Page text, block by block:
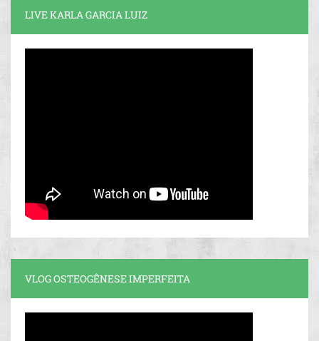
LIVE KARLA GARCIA LUIZ
VLOG OSTEOGÊNESE IMPERFEITA